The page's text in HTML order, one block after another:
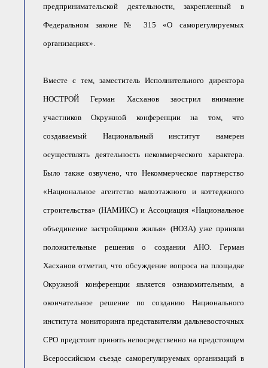
предпринимательской деятельности, закрепленный в
Федеральном законе № 315 «О саморегулируемых
организациях».
Вместе с тем, заместитель Исполнительного директора
НОСТРОЙ Герман Хасханов заострил внимание
участников Окружной конференции на том, что
создаваемый Национальный институт намерен
осуществлять деятельность некоммерческого характера.
Было также озвучено, что Некоммерческое партнерство
«Национальное агентство малоэтажного и коттеджного
строительства» (НАМИКС) и Ассоциация «Национальное
объединение застройщиков жилья» (НОЗА) уже приняли
положительные решения о создании АНО. Герман
Хасханов отметил, что обсуждение вопроса на площадке
Окружной конференции является ознакомительным, а
окончательное решение по созданию Национального
института мониторинга представителям дальневосточных
СРО предстоит принять непосредственно на предстоящем
Всероссийском съезде саморегулируемых организаций в